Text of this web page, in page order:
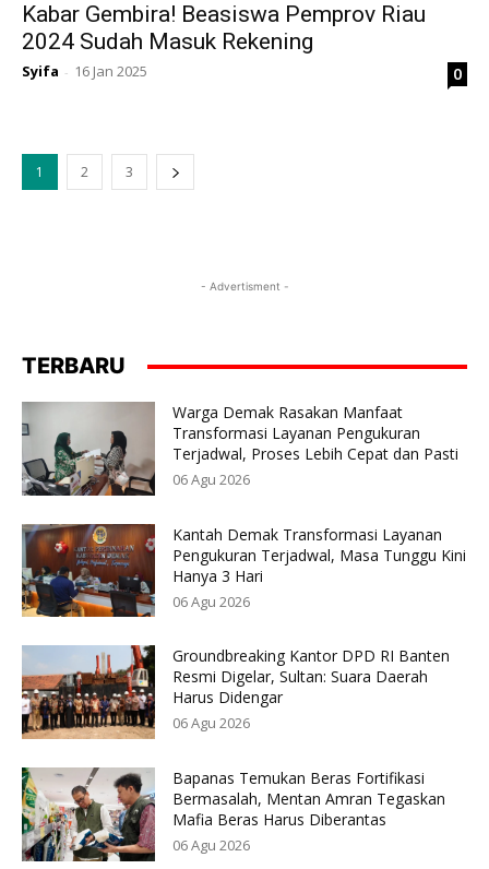
Kabar Gembira! Beasiswa Pemprov Riau
2024 Sudah Masuk Rekening
Syifa - 16 Jan 2025 0
1 2 3
- Advertisment -
TERBARU
Warga Demak Rasakan Manfaat
Transformasi Layanan Pengukuran
Terjadwal, Proses Lebih Cepat dan Pasti
06 Agu 2026
Kantah Demak Transformasi Layanan
Pengukuran Terjadwal, Masa Tunggu Kini
Hanya 3 Hari
06 Agu 2026
Groundbreaking Kantor DPD RI Banten
Resmi Digelar, Sultan: Suara Daerah
Harus Didengar
06 Agu 2026
Bapanas Temukan Beras Fortifikasi
Bermasalah, Mentan Amran Tegaskan
Mafia Beras Harus Diberantas
06 Agu 2026